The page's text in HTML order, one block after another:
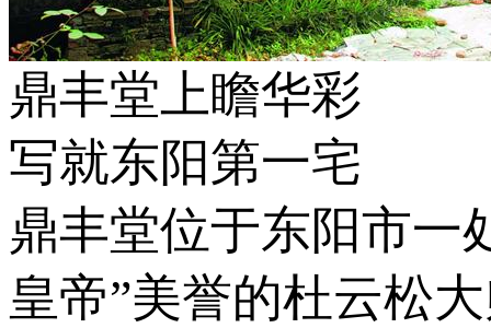
鼎丰堂上瞻华彩
写就东阳第一宅
鼎丰堂位于东阳市一
皇帝”美誉的杜云松